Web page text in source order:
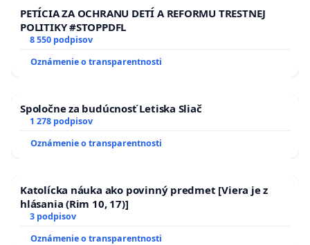
PETÍCIA ZA OCHRANU DETÍ A REFORMU TRESTNEJ
POLITIKY #STOPPDFL
8 550 podpisov
Oznámenie o transparentnosti
Spoločne za budúcnosť Letiska Sliač
1 278 podpisov
Oznámenie o transparentnosti
Katolícka náuka ako povinný predmet [Viera je z
hlásania (Rim 10, 17)]
3 podpisov
Oznámenie o transparentnosti